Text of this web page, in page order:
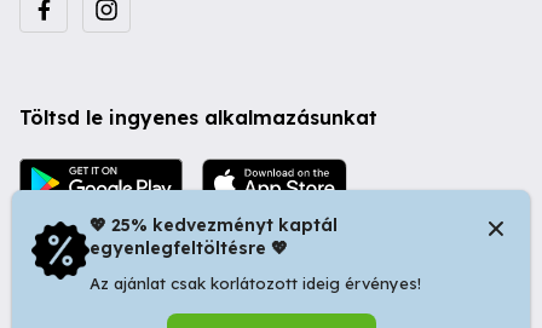
Töltsd le ingyenes alkalmazásunkat
💖 25% kedvezményt kaptál
egyenlegfeltöltésre 💖
Az ajánlat csak korlátozott ideig érvényes!